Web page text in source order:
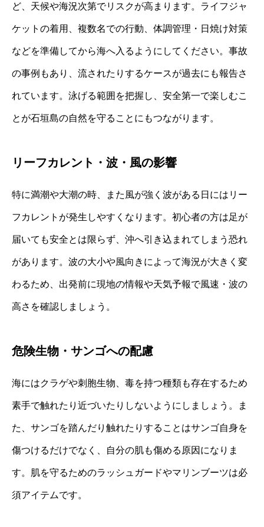
ど、天候や海況次第でリスクが高まります。ライフジャ
ケットの着用、複数名での行動、体調管理・日焼け対策
などを準備してから海へ入るようにしてください。事故
の事例もあり、流されたりするケースが過去にも報告さ
れています。泳げる範囲を把握し、安全第一で楽しむこ
とが石垣島の自然を守ることにもつながります。
リーフカレント・波・風の影響
特に満潮や大潮の時、また風が強く波がある日にはリー
フカレントが発生しやすくなります。初心者の方は足が
届いても安全とは限らず、沖へ引き込まれてしまう恐れ
があります。波の大小や風向きによって海況が大きく変
わるため、出発前に現地の情報や天気予報で風速・波の
高さを確認しましょう。
危険生物・サンゴへの配慮
海にはクラゲや刺胞生物、毒を持つ種類も存在するため
素手で触れたり近づいたりしないようにしましょう。ま
た、サンゴを踏んだり触れたりすることはサンゴ自身を
傷つけるだけでなく、自分の肌も傷める原因になりま
す。肌を守るためのラッシュガードやマリンブーツは必
須アイテムです。